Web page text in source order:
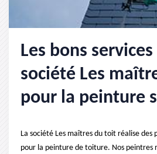
Les bons
société Les
pour la peinture
La société Les maîtres du toit réalise des
pour la peinture de toiture. Nos peintres